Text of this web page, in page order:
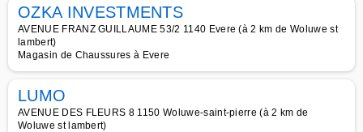
OZKA INVESTMENTS
AVENUE FRANZ GUILLAUME 53/2 1140 Evere (à 2 km de Woluwe st
lambert)
Magasin de Chaussures à Evere
LUMO
AVENUE DES FLEURS 8 1150 Woluwe-saint-pierre (à 2 km de
Woluwe st lambert)